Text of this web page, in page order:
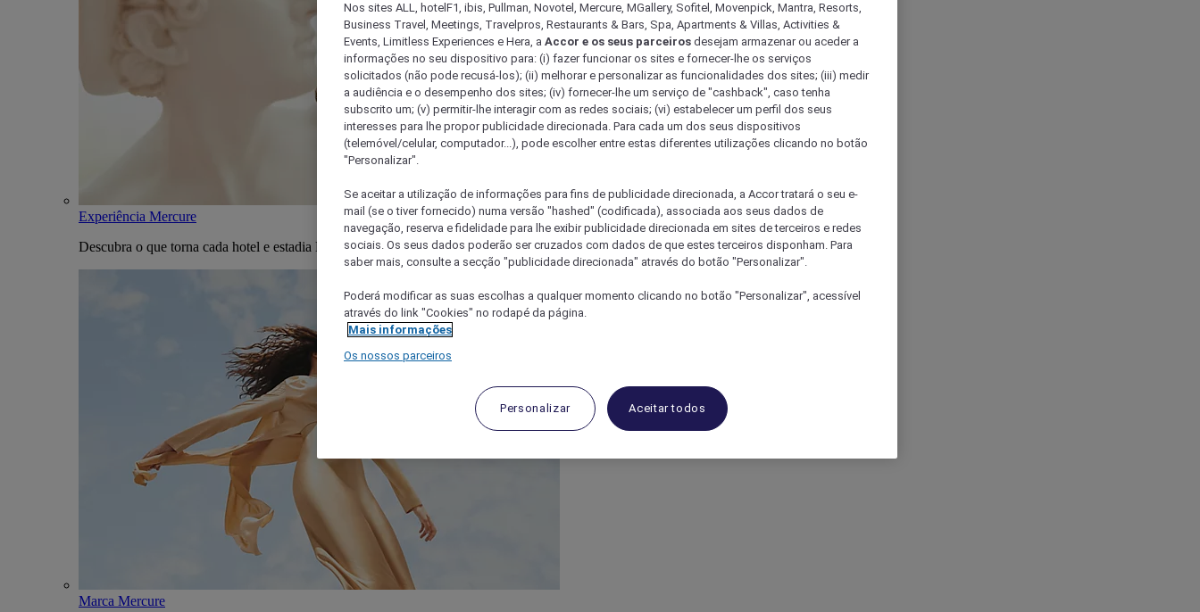
Experiência Mercure
Descubra o que torna cada hotel e estadia Mercure única
Marca Mercure
Nos sites ALL, hotelF1, ibis, Pullman, Novotel, Mercure, MGallery, Sofitel, Movenpick, Mantra, Resorts,
Business Travel, Meetings, Travelpros, Restaurants & Bars, Spa, Apartments & Villas, Activities &
Events, Limitless Experiences e Hera, a Accor e os seus parceiros desejam armazenar ou aceder a
informações no seu dispositivo para: (i) fazer funcionar os sites e fornecer-lhe os serviços
solicitados (não pode recusá-los); (ii) melhorar e personalizar as funcionalidades dos sites; (iii) medir
a audiência e o desempenho dos sites; (iv) fornecer-lhe um serviço de "cashback", caso tenha
subscrito um; (v) permitir-lhe interagir com as redes sociais; (vi) estabelecer um perfil dos seus
interesses para lhe propor publicidade direcionada. Para cada um dos seus dispositivos
(telemóvel/celular, computador...), pode escolher entre estas diferentes utilizações clicando no botão
"Personalizar".
Se aceitar a utilização de informações para fins de publicidade direcionada, a Accor tratará o seu e-
mail (se o tiver fornecido) numa versão "hashed" (codificada), associada aos seus dados de
navegação, reserva e fidelidade para lhe exibir publicidade direcionada em sites de terceiros e redes
sociais. Os seus dados poderão ser cruzados com dados de que estes terceiros disponham. Para
saber mais, consulte a secção "publicidade direcionada" através do botão "Personalizar".
Poderá modificar as suas escolhas a qualquer momento clicando no botão "Personalizar", acessível
através do link "Cookies" no rodapé da página.
Mais informações
Os nossos parceiros
Personalizar Aceitar todos